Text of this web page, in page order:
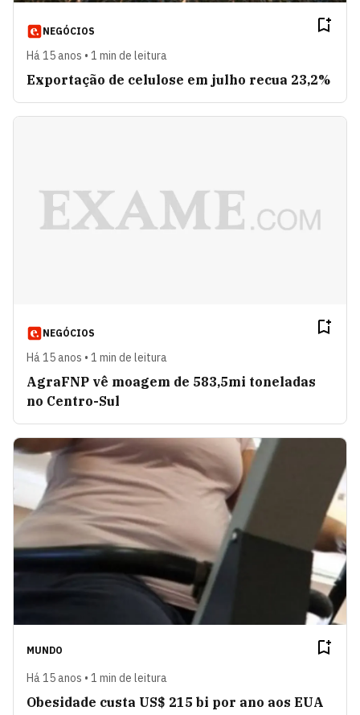
NEGÓCIOS
Há 15 anos • 1 min de leitura
Exportação de celulose em julho recua 23,2%
NEGÓCIOS
Há 15 anos • 1 min de leitura
AgraFNP vê moagem de 583,5mi toneladas
no Centro-Sul
MUNDO
Há 15 anos • 1 min de leitura
Obesidade custa US$ 215 bi por ano aos EUA